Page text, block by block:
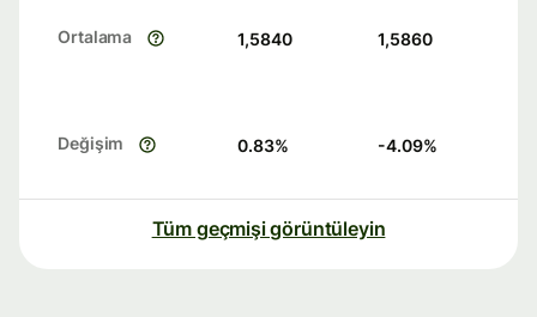
Ortalama 1,5840 1,5860
Değişim 0.83% -4.09%
Tüm geçmişi görüntüleyin